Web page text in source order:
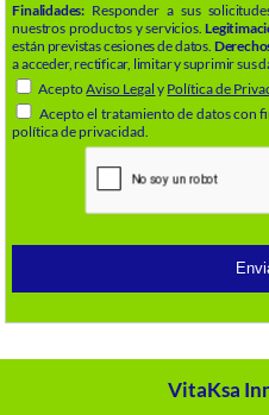
Finalidades: Responder a sus
nuestros productos y servicios.
están previstas cesiones de datos.
a acceder, rectificar, limitar y suprimir sus
AceptoAviso Legal y Política de
Acepto el tratamiento de datos con
política de privacidad.
VitaKsa